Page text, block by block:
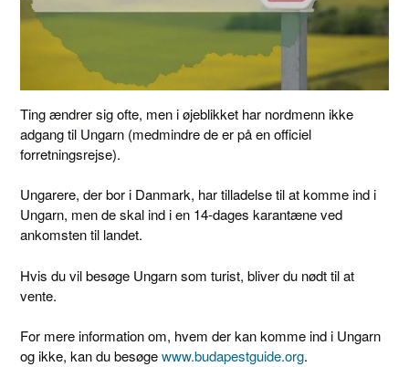
Ting ændrer sig ofte, men i øjeblikket har nordmenn ikke
adgang til Ungarn (medmindre de er på en officiel
forretningsrejse).
Ungarere, der bor i Danmark, har tilladelse til at komme ind i
Ungarn, men de skal ind i en 14-dages karantæne ved
ankomsten til landet.
Hvis du vil besøge Ungarn som turist, bliver du nødt til at
vente.
For mere information om, hvem der kan komme ind i Ungarn
og ikke, kan du besøgewww.budapestguide.org.